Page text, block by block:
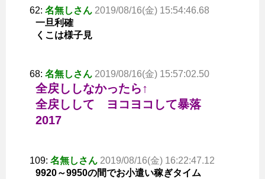
62: 名無しさん 2019/08/16(金) 15:54:46.68
一旦利確
くこは様子見
68: 名無しさん 2019/08/16(金) 15:57:02.50
全戻ししなかったら↑
全戻しして ヨコヨコして暴落
2017
109: 名無しさん 2019/08/16(金) 16:22:47.12
9920～9950の間でお小遣い稼ぎタイム